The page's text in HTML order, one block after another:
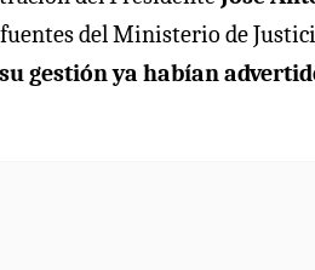
fuentes del Ministerio de
gestión ya habían